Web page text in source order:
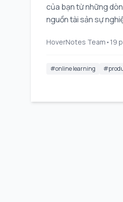
của bạn từ những
nguồn tài sản sự
và sử dụng kiến thức
HoverNotes Team • 19
#online learning #